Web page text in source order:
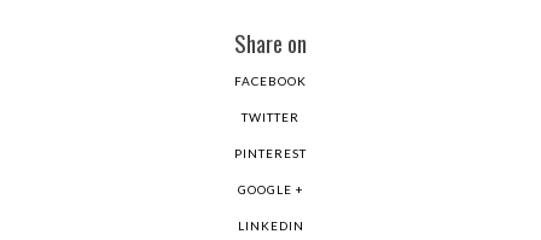
Share on
FACEBOOK
TWITTER
PINTEREST
GOOGLE +
LINKEDIN